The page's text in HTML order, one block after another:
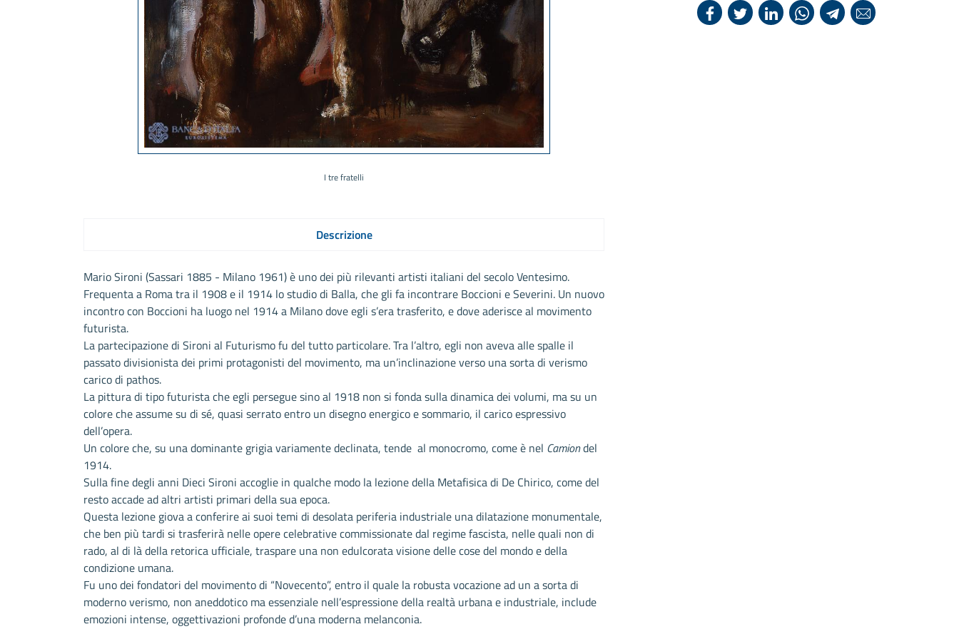
I tre fratelli
Descrizione
Mario Sironi (Sassari 1885 - Milano 1961) è uno dei più rilevanti artisti italiani del secolo Ventesimo.
Frequenta a Roma tra il 1908 e il 1914 lo studio di Balla, che gli fa incontrare Boccioni e Severini. Un nuovo
incontro con Boccioni ha luogo nel 1914 a Milano dove egli s’era trasferito, e dove aderisce al movimento
futurista.
La partecipazione di Sironi al Futurismo fu del tutto particolare. Tra l’altro, egli non aveva alle spalle il
passato divisionista dei primi protagonisti del movimento, ma un’inclinazione verso una sorta di verismo
carico di pathos.
La pittura di tipo futurista che egli persegue sino al 1918 non si fonda sulla dinamica dei volumi, ma su un
colore che assume su di sé, quasi serrato entro un disegno energico e sommario, il carico espressivo
dell’opera.
Un colore che, su una dominante grigia variamente declinata, tende al monocromo, come è nel Camiondel
1914.
Sulla fine degli anni Dieci Sironi accoglie in qualche modo la lezione della Metafisica di De Chirico, come del
resto accade ad altri artisti primari della sua epoca.
Questa lezione giova a conferire ai suoi temi di desolata periferia industriale una dilatazione monumentale,
che ben più tardi si trasferirà nelle opere celebrative commissionate dal regime fascista, nelle quali non di
rado, al di là della retorica ufficiale, traspare una non edulcorata visione delle cose del mondo e della
condizione umana.
Fu uno dei fondatori del movimento di “Novecento”, entro il quale la robusta vocazione ad un a sorta di
moderno verismo, non aneddotico ma essenziale nell’espressione della realtà urbana e industriale, include
emozioni intense, oggettivazioni profonde d’una moderna melanconia.